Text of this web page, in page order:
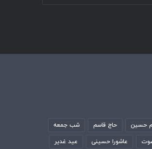
حسین حاج قاسم شب جمعه
عاشورا حسینی عید غدیر